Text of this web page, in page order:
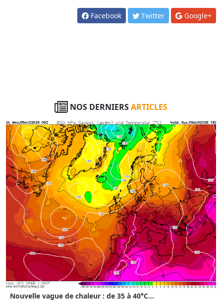
Facebook Twitter Google+
NOS DERNIERSARTICLES
Nouvelle vague de chaleur : de 35 à 40°C...